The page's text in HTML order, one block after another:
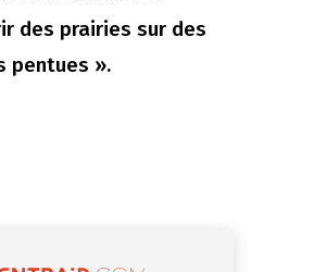
des prairies sur des
pentues ».